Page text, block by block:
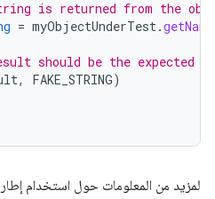
is returned from the
= myObjectUnderTest.getName
should be the expected
, FAKE_STRING)